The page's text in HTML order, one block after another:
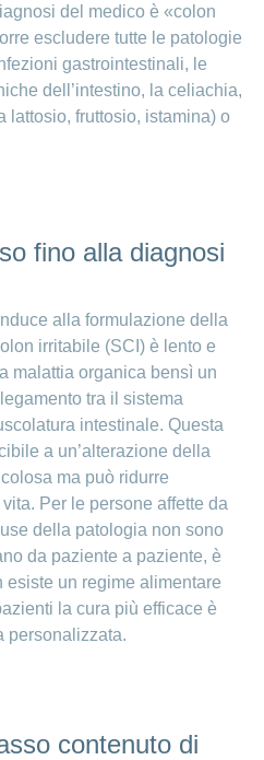
del medico è «colon
escludere tutte le patologie
gastrointestinali, le
dell’intestino, la celiachia,
lattosio, fruttosio, istamina) o
fino alla diagnosi
alla formulazione della
irritabile (SCI) è lento e
malattia organica bensì un
tra il sistema
intestinale. Questa
a un’alterazione della
ma può ridurre
Per le persone affette da
della patologia non sono
da paziente a paziente, è
esiste un regime alimentare
la cura più efficace è
personalizzata.
contenuto di